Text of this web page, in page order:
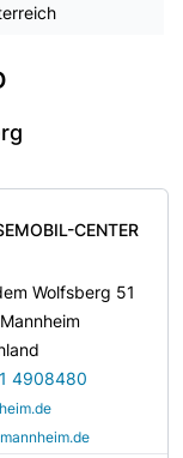
CENTER
Wolfsberg 51
4908480